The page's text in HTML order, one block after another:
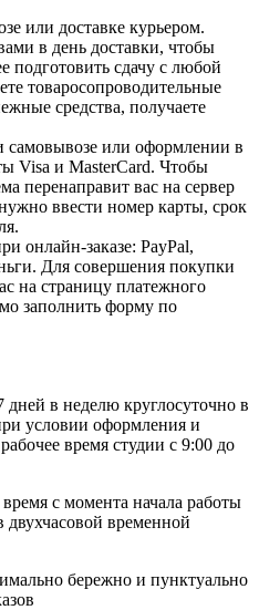
или доставке курьером.
в день доставки, чтобы
подготовить сдачу с любой
товаросопроводительные
средства, получаете
самовывозе или оформлении в
Visa и MasterCard. Чтобы
перенаправит вас на сервер
ввести номер карты, срок
онлайн-заказе: PayPal,
Для совершения покупки
на страницу платежного
заполнить форму по
в неделю круглосуточно в
условии оформления и
время студии с 9:00 до
с момента начала работы
двухчасовой временной
бережно и пунктуально